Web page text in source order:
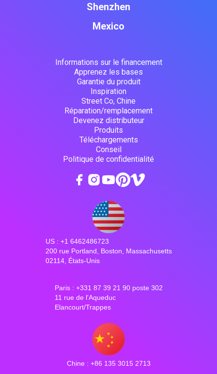
Shenzhen
Mexico
Informations sur le financement
Apprenez les bases
Garantie du produit
Inspiration
Street Co, Chine
Réparation/remplacement
Devenez distributeur
Produits
Téléchargements
Conseil
Politique de confidentialité
US : +1 6462486723
200 rue Portland, Boston, Massachusetts
02114, États-Unis
Paris : +331 87 39 21 90 poste 302
11 rue de l'Aqueduc
Elancourt/Trappes
Chine : +86 135 3015 2713